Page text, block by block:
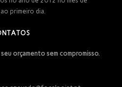
primeiro dia.
orçamento sem compromisso.